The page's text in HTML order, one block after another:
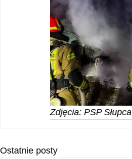
Zdjęcia: PSP Słupca
Ostatnie posty